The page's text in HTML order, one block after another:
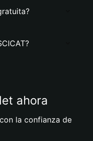
ahora
la confianza de